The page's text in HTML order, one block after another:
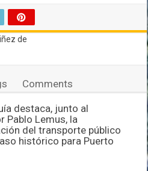
de
Comments
destaca, junto al
Pablo Lemus, la
del transporte público
histórico para Puerto